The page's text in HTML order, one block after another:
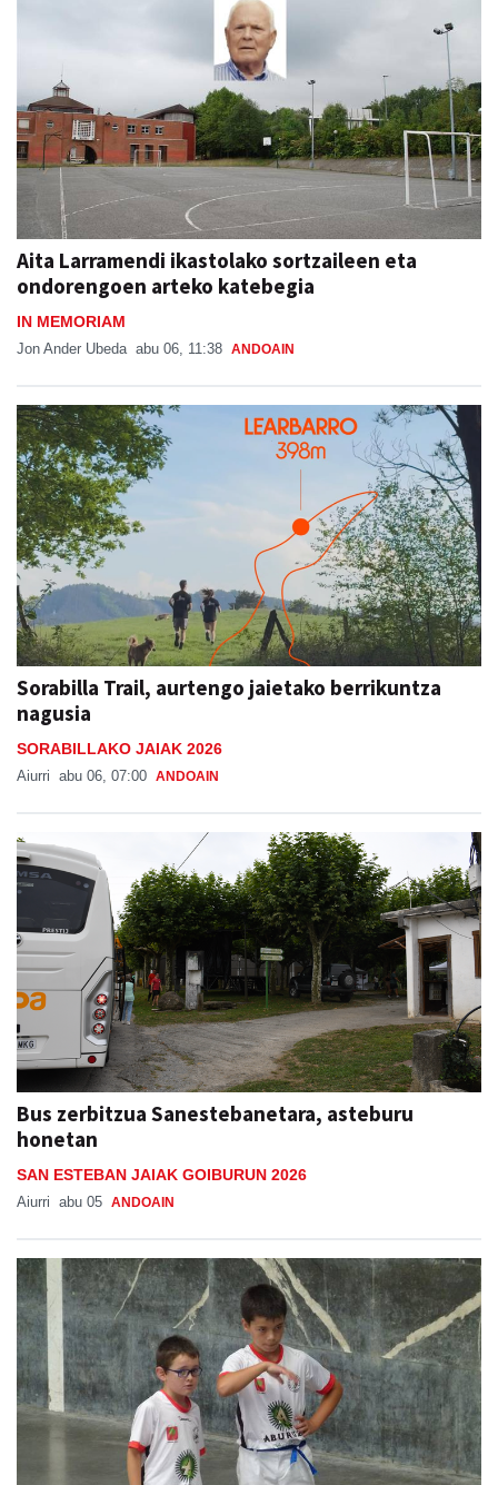
Aita Larramendi ikastolako sortzaileen eta
ondorengoen arteko katebegia
IN MEMORIAM
Jon Ander Ubeda abu 06, 11:38 ANDOAIN
Sorabilla Trail, aurtengo jaietako berrikuntza
nagusia
SORABILLAKO JAIAK 2026
Aiurri abu 06, 07:00 ANDOAIN
Bus zerbitzua Sanestebanetara, asteburu
honetan
SAN ESTEBAN JAIAK GOIBURUN 2026
Aiurri abu 05 ANDOAIN